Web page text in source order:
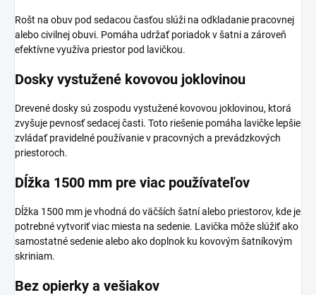
Rošt na obuv pod sedacou časťou slúži na odkladanie pracovnej
alebo civilnej obuvi. Pomáha udržať poriadok v šatni a zároveň
efektívne využíva priestor pod lavičkou.
Dosky vystužené kovovou joklovinou
Drevené dosky sú zospodu vystužené kovovou joklovinou, ktorá
zvyšuje pevnosť sedacej časti. Toto riešenie pomáha lavičke lepšie
zvládať pravidelné používanie v pracovných a prevádzkových
priestoroch.
Dĺžka 1500 mm pre viac používateľov
Dĺžka 1500 mm je vhodná do väčších šatní alebo priestorov, kde je
potrebné vytvoriť viac miesta na sedenie. Lavička môže slúžiť ako
samostatné sedenie alebo ako doplnok ku kovovým šatníkovým
skriniam.
Bez opierky a vešiakov